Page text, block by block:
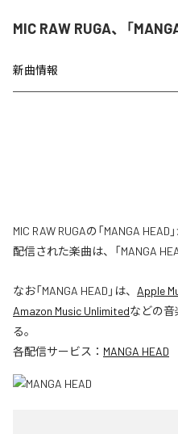
MIC RAW RUGA、「
新曲情報
MIC RAW RUGAの「MANGA
配信された楽曲は、「MANGA
なお「MANGA HEAD 」は、 Apple
Amazon Music Unlimitedなどの
る。
各配信サービス： MANGA HEAD